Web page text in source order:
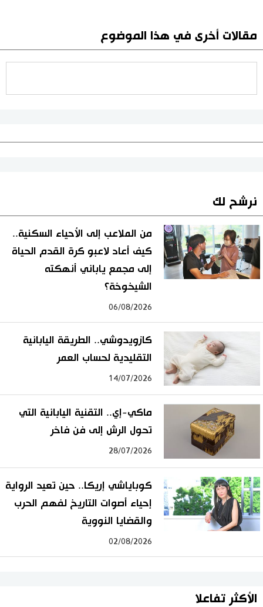
مقالات أخرى في هذا الموضوع
نرشح لك
من الملاعب إلى الأحياء السكنية..
كيف أعاد لاعبو كرة القدم الحياة
إلى مجمع ياباني أنهكته
الشيخوخة؟
06/08/2026
كازويدوشي.. الطريقة اليابانية
التقليدية لحساب العمر
14/07/2026
ماكي-إي.. التقنية اليابانية التي
تحول الرش إلى فن فاخر
28/07/2026
كوباياشي إريكا.. حين تعيد الرواية
إحياء أصوات التاريخ لفهم الحرب
والقضايا النووية
02/08/2026
الأكثر تفاعلا